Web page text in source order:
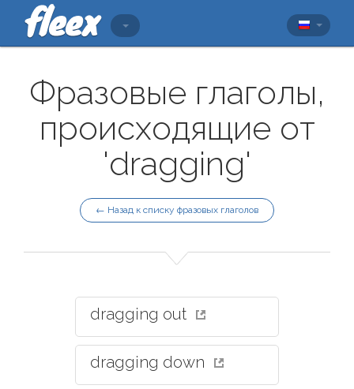
Фразовые глаголы,
происходящие от
'dragging'
← Назад к списку фразовых глаголов
dragging out
dragging down